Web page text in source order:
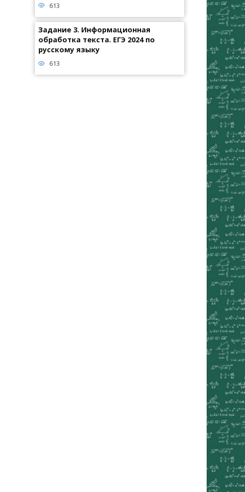
613
Задание 3. Информационная
обработка текста. ЕГЭ 2024 по
русскому языку
613